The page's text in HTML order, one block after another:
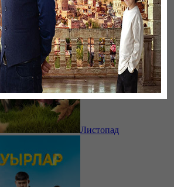
Листопад